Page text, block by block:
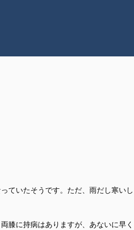
ていたそうです。ただ、雨だし寒いし
膝に持病はありますが、あないに早く